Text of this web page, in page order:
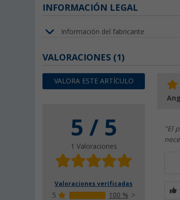
INFORMACIÓN LEGAL
Información del fabricante
VALORACIONES (1)
VALORA ESTE ARTÍCULO
5 / 5
1 Valoraciones
Valoraciones verificadas
5
100 %
"El